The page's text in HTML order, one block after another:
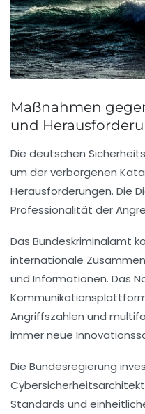
Maßnahmen
und
Die deutschen
um der verborgenen
Herausforderungen. Die
Professionalität der
Das Bundeskriminalamt
internationale
und Informationen. Das
Angriffszahlen und
immer neue
Die Bundesregierung
Standards und